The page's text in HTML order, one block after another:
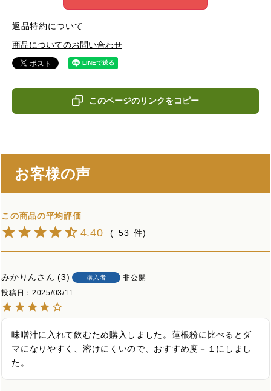
返品特約について
商品についてのお問い合わせ
このページのリンクをコピー
お客様の声
4.40 53
みかりん 3 購入者
非公開
投稿日
2025/03/11
味噌汁に入れて飲むため購入しました。蓮根粉に比べるとダ
マになりやすく、溶けにくいので、おすすめ度－１にしまし
た。